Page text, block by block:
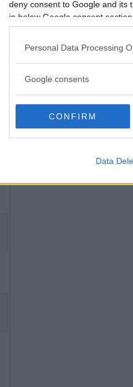
deny consent to Google and its
in below Google consent section.
Personal Data Processing
Google consents
CONFIRM
Data